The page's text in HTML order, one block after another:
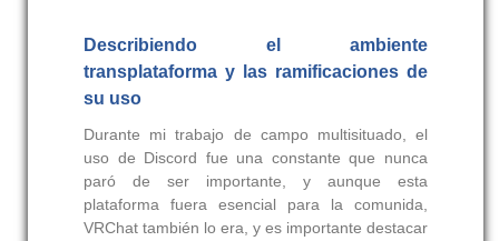
Describiendo el ambiente
transplataforma y las ramificaciones de
su uso
Durante mi trabajo de campo multisituado, el
uso de Discord fue una constante que nunca
paró de ser importante, y aunque esta
plataforma fuera esencial para la comunida,
VRChat también lo era, y es importante destacar